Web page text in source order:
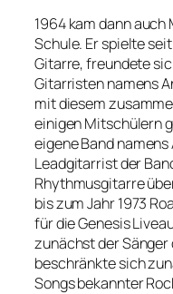
1964 kam dann
Schule. Er spielte
Gitarre, freundete
Gitarristen namens
mit diesem
einigen Mitschülern
eigene Band
Leadgitarrist der
Rhythmusgitarre
bis zum Jahr 1973
für die Genesis
zunächst der Sänger
beschränkte sich
Songs bekannter